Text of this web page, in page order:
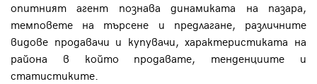
опитният агент познава динамиката на пазара,
темповете на търсене и предлагане, различните
видове продавачи и купувачи, характеристиката на
района в който продавате, тенденциите и
статистиките.